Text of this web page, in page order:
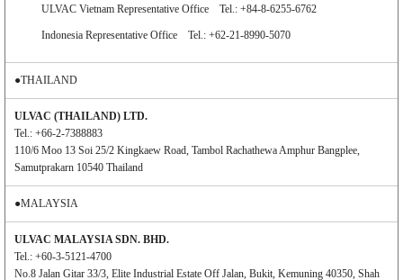
ULVAC Vietnam Representative Office Tel.: +84-8-6255-6762
Indonesia Representative Office Tel.: +62-21-8990-5070
●THAILAND
ULVAC (THAILAND) LTD.
Tel.: +66-2-7388883
110/6 Moo 13 Soi 25/2 Kingkaew Road, Tambol Rachathewa Amphur Bangplee,
Samutprakarn 10540 Thailand
●MALAYSIA
ULVAC MALAYSIA SDN. BHD.
Tel.: +60-3-5121-4700
No.8 Jalan Gitar 33/3, Elite Industrial Estate Off Jalan, Bukit, Kemuning 40350, Shah